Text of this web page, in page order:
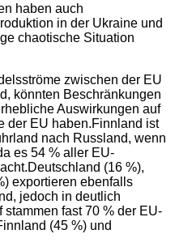
haben auch
in der Ukraine und
chaotische Situation
zwischen der EU
könnten Beschränkungen
Auswirkungen auf
der EU haben.Finnland ist
nach Russland, wenn
es 54 % aller EU-
(16 %),
exportieren ebenfalls
jedoch in deutlich
fast 70 % der EU-
(45 %) und